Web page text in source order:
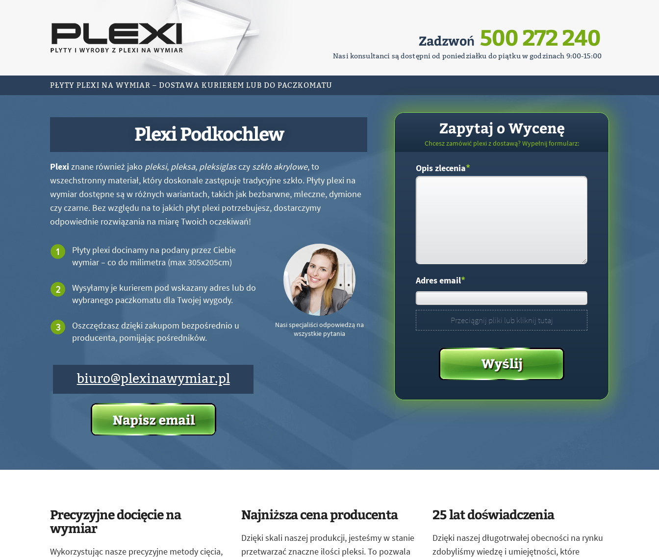
Zadzwoń 500 272 240
Nasi konsultanci są dostępni od poniedziałku do piątku w godzinach 9:00-15:00
PŁYTY PLEXI NA WYMIAR – DOSTAWA KURIEREM LUB DO PACZKOMATU
Plexi Podkochlew
Plexi znane również jako pleksi, pleksa, pleksiglasczy szkło akrylowe, to
wszechstronny materiał, który doskonale zastępuje tradycyjne szkło. Płyty plexi na
wymiar dostępne są w różnych wariantach, takich jak bezbarwne, mleczne, dymione
czy czarne. Bez względu na to jakich płyt plexi potrzebujesz, dostarczymy
odpowiednie rozwiązania na miarę Twoich oczekiwań!
Płyty plexi docinamy na podany przez Ciebie
wymiar – co do milimetra (max 305x205cm)
Wysyłamy je kurierem pod wskazany adres lub do
wybranego paczkomatu dla Twojej wygody.
Oszczędzasz dzięki zakupom bezpośrednio u
producenta, pomijając pośredników.
biuro@plexinawymiar.pl
Nasi specjaliści odpowiedzą na
wszystkie pytania
Zapytaj o Wycenę
Chcesz zamówić plexi z dostawą? Wypełnij formularz:
Opis zlecenia*
Adres email*
Przeciągnij pliki lub kliknij tutaj
Precyzyjne docięcie na
wymiar
Wykorzystując nasze precyzyjne metody cięcia,
Najniższa cena producenta
Dzięki skali naszej produkcji, jesteśmy w stanie
przetwarzać znaczne ilości pleksi. To pozwala
25 lat doświadczenia
Dzięki naszej długotrwałej obecności na rynku
zdobyliśmy wiedzę i umiejętności, które